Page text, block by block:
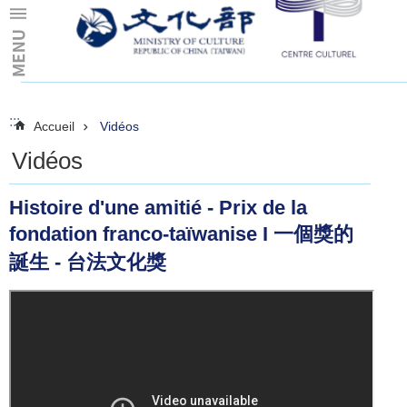
Skip to main content
:::
::: Accueil Vidéos
Vidéos
Histoire d'une amitié - Prix de la
fondation franco-taïwanise I 一個獎的
誕生 - 台法文化獎